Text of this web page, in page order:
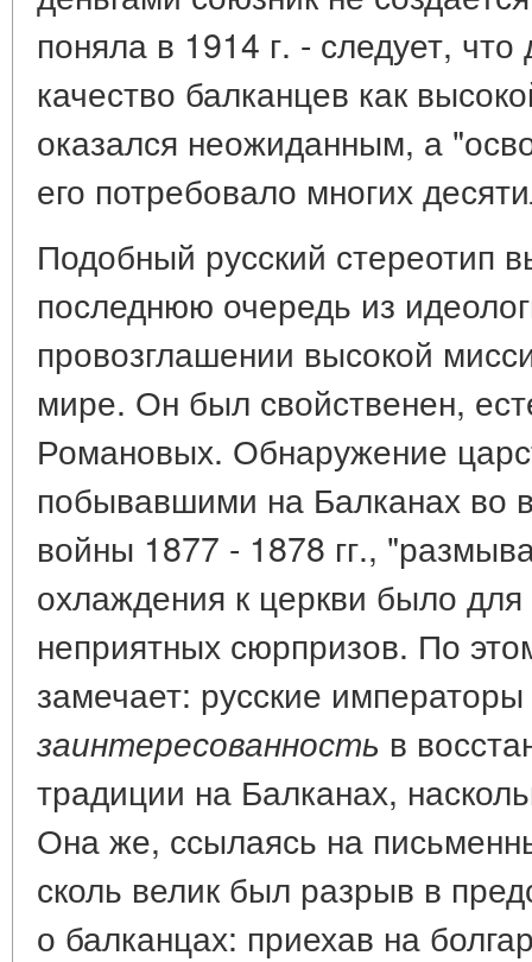
поняла в 1914 г. - следует, что
качество балканцев как
оказался неожиданным, а
его потребовало многих
Подобный русский стереотип
последнюю очередь из
провозглашении высокой
мире. Он был свойственен,
Романовых. Обнаружение
побывавшими на Балканах во
войны 1877 - 1878 гг.,
охлаждения к церкви было
неприятных сюрпризов. По
замечает: русские
заинтересованность в
традиции на Балканах,
Она же, ссылаясь на
сколь велик был разрыв в
о балканцах: приехав на